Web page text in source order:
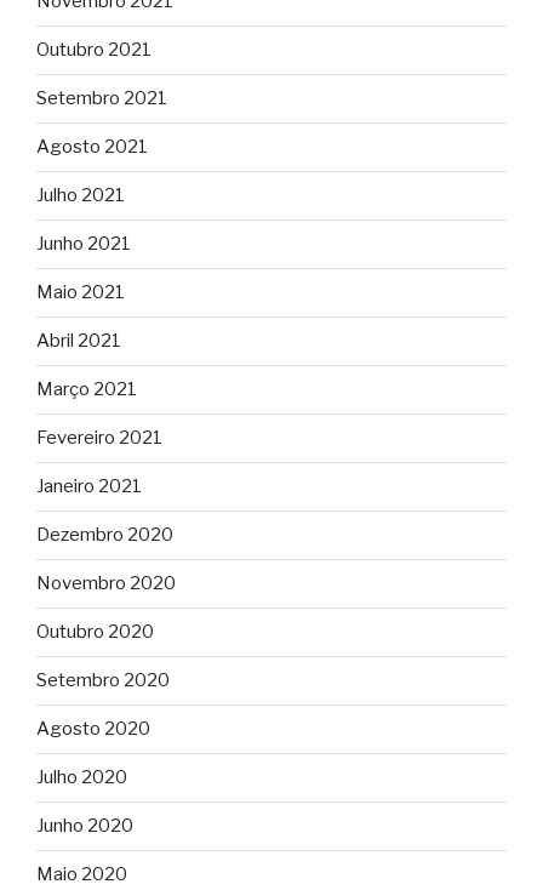
Outubro 2021
Setembro 2021
Agosto 2021
Julho 2021
Junho 2021
Maio 2021
Abril 2021
Março 2021
Fevereiro 2021
Janeiro 2021
Dezembro 2020
Novembro 2020
Outubro 2020
Setembro 2020
Agosto 2020
Julho 2020
Junho 2020
Maio 2020